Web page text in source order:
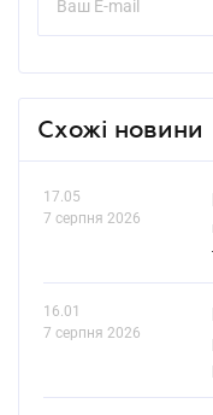
Схожі новини
17.05
7 серпня 2026
16.01
7 серпня 2026